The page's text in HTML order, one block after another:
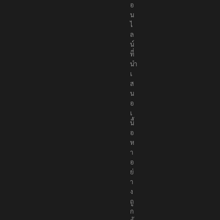
น
ไ
ล
น์
ที่
นำ
เ
ส
น
อ
เ
นื้
อ
ห
า
อ
ย่
า
ง
ถู
ก
ต้